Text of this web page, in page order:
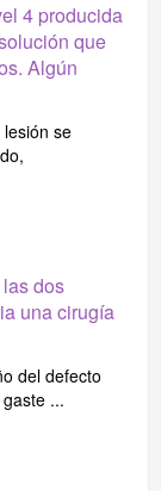
4 producida
que
Algún
se
dos
una cirugía
del defecto
...